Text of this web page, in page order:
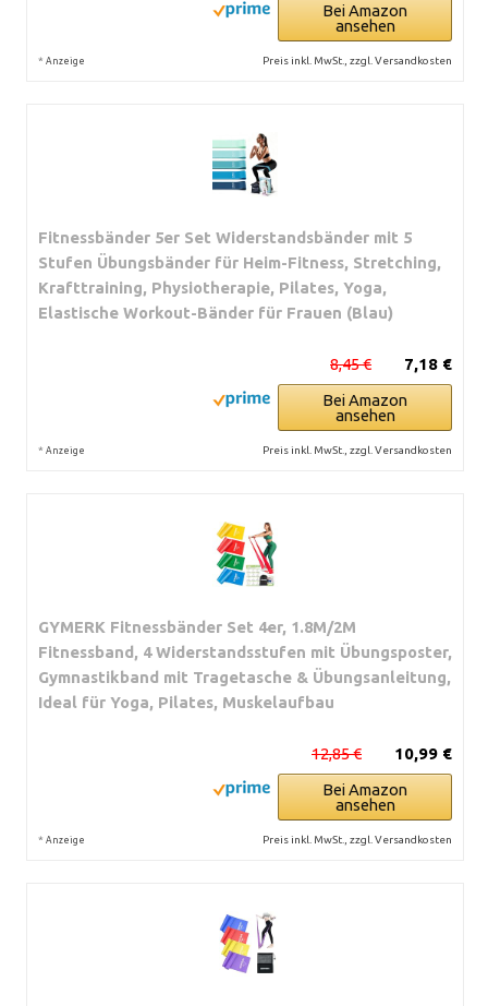
Bei Amazon
ansehen
* Anzeige Preis inkl. MwSt., zzgl. Versandkosten
Fitnessbänder 5er Set Widerstandsbänder mit 5
Stufen Übungsbänder für Heim-Fitness, Stretching,
Krafttraining, Physiotherapie, Pilates, Yoga,
Elastische Workout-Bänder für Frauen (Blau)
7,18 €
8,45 €
Bei Amazon
ansehen
* Anzeige Preis inkl. MwSt., zzgl. Versandkosten
GYMERK Fitnessbänder Set 4er, 1.8M/2M
Fitnessband, 4 Widerstandsstufen mit Übungsposter,
Gymnastikband mit Tragetasche & Übungsanleitung,
Ideal für Yoga, Pilates, Muskelaufbau
10,99 €
12,85 €
Bei Amazon
ansehen
* Anzeige Preis inkl. MwSt., zzgl. Versandkosten